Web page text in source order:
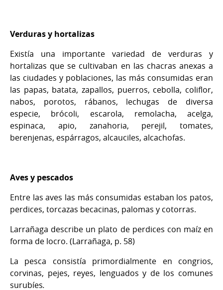
Verduras y hortalizas
Existía una importante variedad de verduras y
hortalizas que se cultivaban en las chacras anexas a
las ciudades y poblaciones, las más consumidas eran
las papas, batata, zapallos, puerros, cebolla, coliflor,
nabos, porotos, rábanos, lechugas de diversa
especie, brócoli, escarola, remolacha, acelga,
espinaca, apio, zanahoria, perejil, tomates,
berenjenas, espárragos, alcauciles, alcachofas.
Aves y pescados
Entre las aves las más consumidas estaban los patos,
perdices, torcazas becacinas, palomas y cotorras.
Larrañaga describe un plato de perdices con maíz en
forma de locro. (Larrañaga, p. 58)
La pesca consistía primordialmente en congrios,
corvinas, pejes, reyes, lenguados y de los comunes
surubíes.